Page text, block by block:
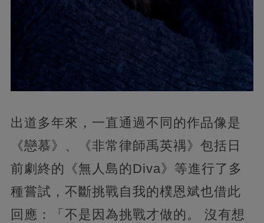
出道多年來，一直通過不同的作品像是
《戀慕》、《非常律師禹英禑》包括日
前劇終的《無人島的Diva》等進行了多
種嘗試，不斷挑戰自我的樸恩斌也借此
回應：「不是因為挑戰才做的。 沒有想